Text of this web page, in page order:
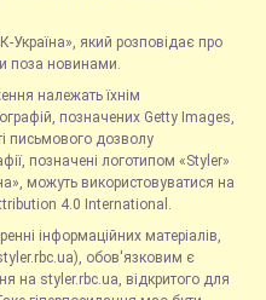
який розповідає про
поза новинами.
належать їхнім
позначених Getty Images,
письмового дозволу
позначені логотипом «Styler»
можуть використовуватися на
4.0 International.
інформаційних матеріалів,
обов'язковим є
на styler.rbc.ua, відкритого для